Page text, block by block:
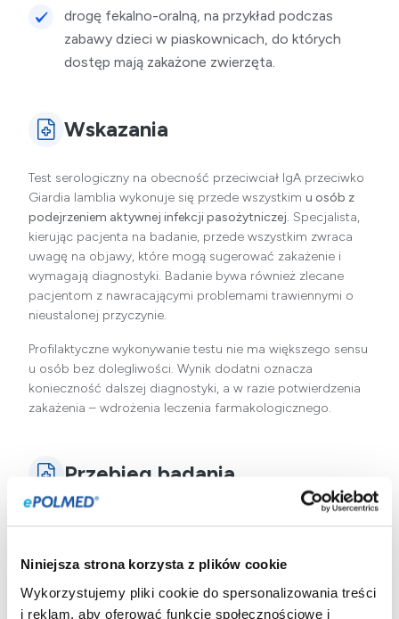
Niniejsza strona korzysta z plików cookie
Wykorzystujemy pliki cookie do spersonalizowania treści
i reklam, aby oferować funkcje społecznościowe i
drogę fekalno-oralną, na przykład podczas
zabawy dzieci w piaskownicach, do których
dostęp mają zakażone zwierzęta.
Wskazania
Test serologiczny na obecność przeciwciał IgA przeciwko
Giardia lamblia wykonuje się przede wszystkim u osób z
podejrzeniem aktywnej infekcji pasożytniczej. Specjalista,
kierując pacjenta na badanie, przede wszystkim zwraca
uwagę na objawy, które mogą sugerować zakażenie i
wymagają diagnostyki. Badanie bywa również zlecane
pacjentom z nawracającymi problemami trawiennymi o
nieustalonej przyczynie.
Profilaktyczne wykonywanie testu nie ma większego sensu
u osób bez dolegliwości. Wynik dodatni oznacza
konieczność dalszej diagnostyki, a w razie potwierdzenia
zakażenia – wdrożenia leczenia farmakologicznego.
Przebieg badania
pacjenta. Jest przydatne w diagnostyce aktywnego